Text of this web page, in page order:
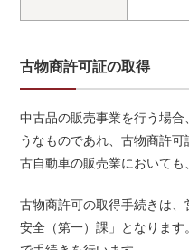
古物商許可証の取得
中古品の販売事業を行う場
うなものであれ、古物商許
古自動車の販売業においても
古物商許可の取得手続きは
安全（第一）課」となりま